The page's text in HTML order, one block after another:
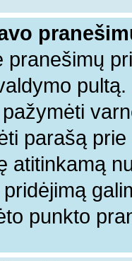
pranešimų
parašą
atitinkamą
punkto